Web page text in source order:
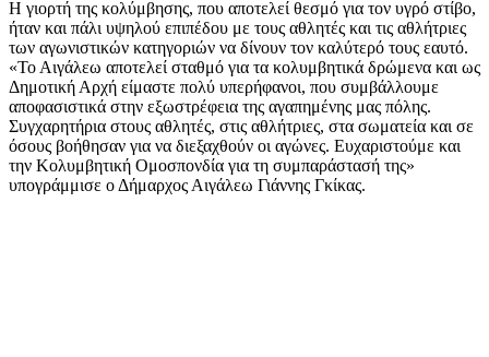
Η γιορτή της κολύμβησης, που αποτελεί θεσμό για τον υγρό στίβο,
ήταν και πάλι υψηλού επιπέδου με τους αθλητές και τις αθλήτριες
των αγωνιστικών κατηγοριών να δίνουν τον καλύτερό τους εαυτό.
«Το Αιγάλεω αποτελεί σταθμό για τα κολυμβητικά δρώμενα και ως
Δημοτική Αρχή είμαστε πολύ υπερήφανοι, που συμβάλλουμε
αποφασιστικά στην εξωστρέφεια της αγαπημένης μας πόλης.
Συγχαρητήρια στους αθλητές, στις αθλήτριες, στα σωματεία και σε
όσους βοήθησαν για να διεξαχθούν οι αγώνες. Ευχαριστούμε και
την Κολυμβητική Ομοσπονδία για τη συμπαράστασή της»
υπογράμμισε ο Δήμαρχος Αιγάλεω Γιάννης Γκίκας.